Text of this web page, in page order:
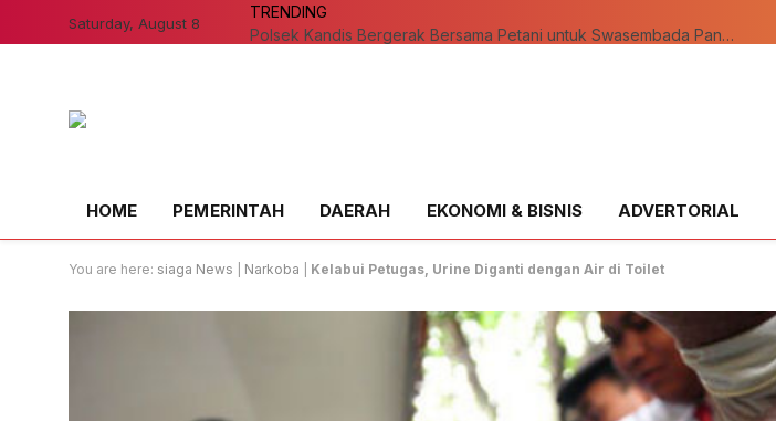
Saturday, August 8
TRENDING
Polsek Kandis Bergerak Bersama Petani untuk Swasembada Pangan, Pastikan Tanaman Tumbuh Subur
HOME PEMERINTAH DAERAH EKONOMI & BISNIS ADVERTORIAL
You are here: siaga News Narkoba Kelabui Petugas, Urine Diganti dengan Air di Toilet